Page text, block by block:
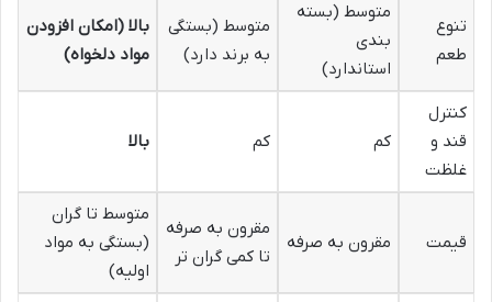
تنوع
طعم
متوسط (بسته
بندی
استاندارد)
متوسط (بستگی
به برند دارد)
بالا (امکان افزودن
مواد دلخواه)
کنترل
قند و
غلظت
کم کم بالا
قیمت مقرون به صرفه
مقرون به صرفه
تا کمی گران تر
متوسط تا گران
(بستگی به مواد
اولیه)